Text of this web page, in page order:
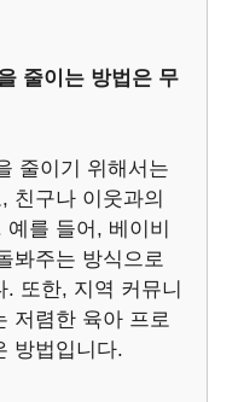
줄이는 방법은 무
줄이기 위해서는
친구나 이웃과의
를 들어, 베이비
봐주는 방식으로
또한, 지역 커뮤니
저렴한 육아 프로
방법입니다.